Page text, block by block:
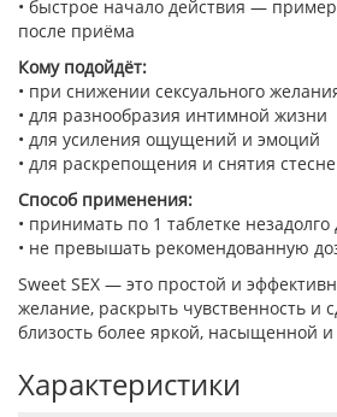
• быстрое начало действия —
после приёма
Кому подойдёт:
• при снижении сексуального
• для разнообразия интимной жизни
• для усиления ощущений и эмоций
• для раскрепощения и снятия
Способ применения:
• принимать по 1 таблетке незадолго
• не превышать рекомендованную
Sweet SEX — это простой и
желание, раскрыть чувственность и
близость более яркой, насыщенной
Характеристики